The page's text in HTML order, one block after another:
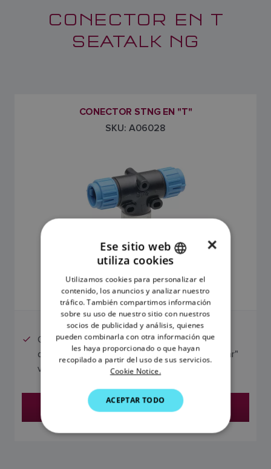
CONECTOR EN T
SEATALK NG
CONECTOR STNG EN "T"
SKU: A06028
30,25 €
El precio incluye el IVA
Cada pieza en T permite la conexión de un
dispositivo SeaTalk NG. Se pueden "encadenar"
varias piezas en T.
Encontrar un distribuidor
ENGLISH
FRENCH
DANISH
ITALIAN
SWEDISH
DUTCH
SPANISH
×
Ese sitio web
utiliza cookies
Utilizamos cookies para personalizar el
contenido, los anuncios y analizar nuestro
tráfico. También compartimos información
sobre su uso de nuestro sitio con nuestros
socios de publicidad y análisis, quienes
pueden combinarla con otra información que
les haya proporcionado o que hayan
recopilado a partir del uso de sus servicios.
Cookie Notice.
ACEPTAR TODO